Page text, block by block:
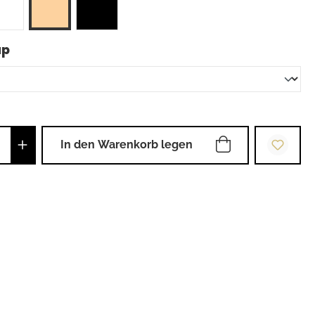
auswählen
Anzahl: Gib den gewünschten Wert
In den Warenkorb legen